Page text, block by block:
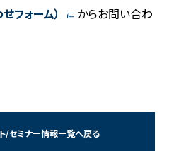
フォーム）
からお問い合わ
/セミナー情報一覧へ戻る